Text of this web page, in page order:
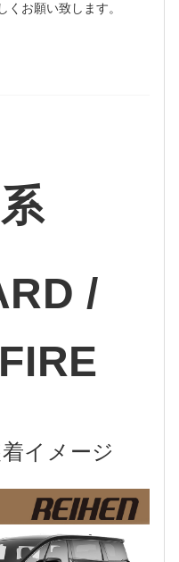
お願い致します。
/
イメージ